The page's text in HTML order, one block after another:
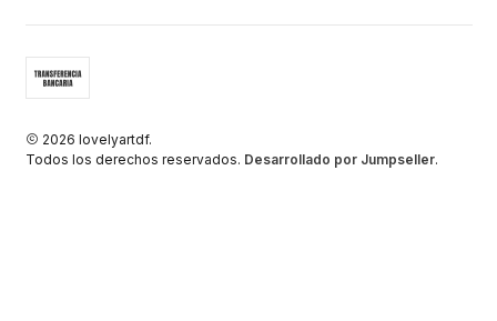
2026 lovelyartdf.
Todos los derechos reservados. Desarrollado por Jumpseller.